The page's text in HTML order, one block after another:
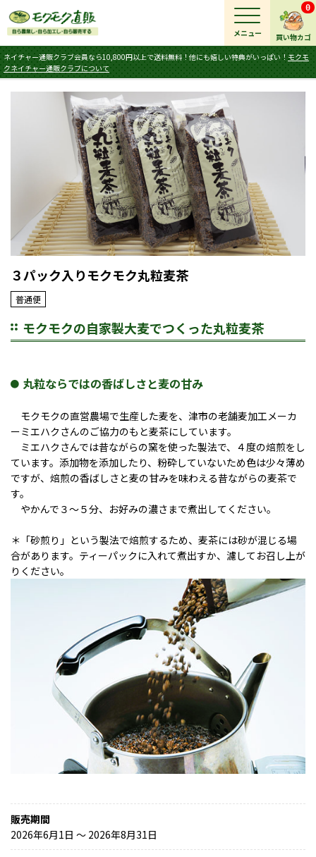
買い物カゴ
0
ネイチャー通販クラブ会員なら10,800円以上で送料無料！他にも嬉しい特典がいっぱい！ モクモ
クネイチャー通販クラブについて
メニュー
３パック入りモクモク丸粒麦茶
普通便
モクモクの自家製大麦でつくった丸粒麦茶
丸粒ならではの香ばしさと麦の甘み
モクモクの直営農場で生産した麦を、津市の老舗麦加工メーカ
ーミエハクさんのご協力のもと麦茶にしています。
ミエハクさんでは昔ながらの窯を使った製法で、４度の焙煎をし
ています。添加物を添加したり、粉砕していないため色は少々薄め
ですが、焙煎の香ばしさと麦の甘みを味わえる昔ながらの麦茶で
す。
やかんで３～５分、お好みの濃さまで煮出してください。
＊「砂煎り」という製法で焙煎するため、麦茶には砂が混じる場
合があります。ティーパックに入れて煮出すか、濾してお召し上が
りください。
販売期間
2026年6月1日 〜 2026年8月31日